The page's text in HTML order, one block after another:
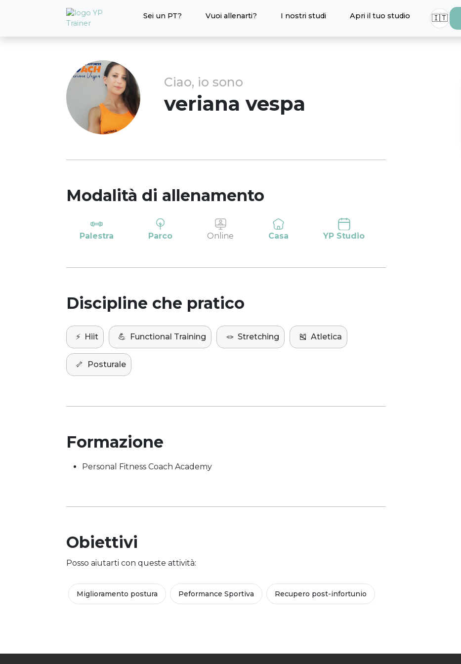
Sei un PT? Vuoi allenarti? I nostri studi Apri il tuo studio 🇮🇹
Ciao, io sono
veriana vespa
Modalità di allenamento
Palestra Parco Online Casa YP Studio
Discipline che pratico
⚡️ Hiit 💪 Functional Training 🪢 Stretching 🎽 Atletica
🦴 Posturale
Formazione
Personal Fitness Coach Academy
Obiettivi
Posso aiutarti con queste attività:
Miglioramento postura Peformance Sportiva Recupero post-infortunio